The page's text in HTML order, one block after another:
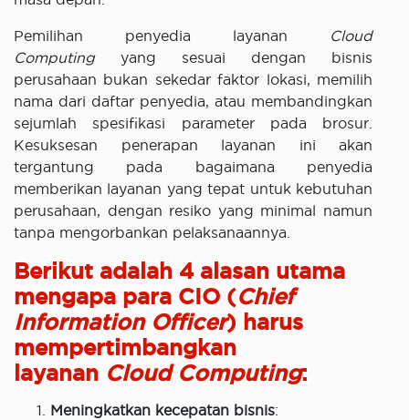
Pemilihan penyedia layanan
Cloud
Computingyang sesuai dengan bisnis
perusahaan bukan sekedar faktor lokasi, memilih
nama dari daftar penyedia, atau membandingkan
sejumlah spesifikasi parameter pada brosur.
Kesuksesan penerapan layanan ini akan
tergantung pada bagaimana penyedia
memberikan layanan yang tepat untuk kebutuhan
perusahaan, dengan resiko yang minimal namun
tanpa mengorbankan pelaksanaannya.
Berikut adalah 4 alasan utama
mengapa para CIO (Chief
Information Officer) harus
mempertimbangkan
layanan Cloud Computing:
Meningkatkan kecepatan bisnis: